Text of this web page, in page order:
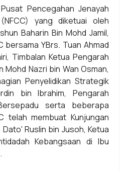
Pencegahan Jenayah
yang diketuai oleh
Baharin Bin Mohd Jamil,
bersama YBrs. Tuan Ahmad
Timbalan Ketua Pengarah
Mohd Nazri bin Wan Osman,
Penyelidikan Strategik
bin Ibrahim, Pengarah
serta beberapa
telah membuat Kunjungan
Ruslin bin Jusoh, Ketua
Kebangsaan di Ibu